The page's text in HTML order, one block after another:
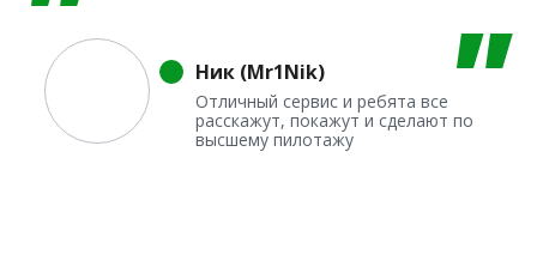
Ник (Mr1Nik)
Отличный сервис и ребята все
расскажут, покажут и сделают по
высшему пилотажу